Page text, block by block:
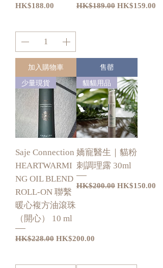
價格
HK$188.00
加入購物車
一般價格
HK$189.00 促銷價格
HK$159.00
售罄
少量現貨
Saje Connection
HEARTWARMI
NG OIL BLEND
ROLL-ON 聯繫
暖心複方油滾珠
（開心） 10 ml
一般價格
HK$228.00 促銷價格
HK$200.00
貓貓用品
嬌寵醫生｜貓粉
刺調理露 30ml
一般價格
HK$200.00 促銷價格
HK$150.00